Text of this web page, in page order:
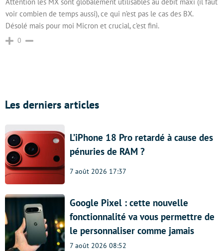
voir combien de temps aussi), ce qui n’est pas le cas des BX.
Désolé mais pour moi Micron et crucial, c’est fini.
0
Les derniers articles
L’iPhone 18 Pro retardé à cause des
pénuries de RAM ?
7 août 2026 17:37
Google Pixel : cette nouvelle
fonctionnalité va vous permettre de
le personnaliser comme jamais
7 août 2026 08:52